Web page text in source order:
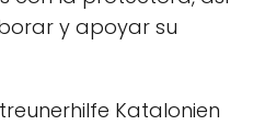
y apoyar su
Katalonien